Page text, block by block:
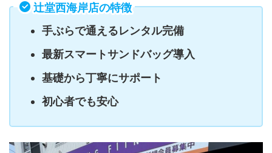
辻堂西海岸店の特徴
手ぶらで通えるレンタル完備
最新スマートサンドバッグ導入
基礎から丁寧にサポート
初心者でも安心